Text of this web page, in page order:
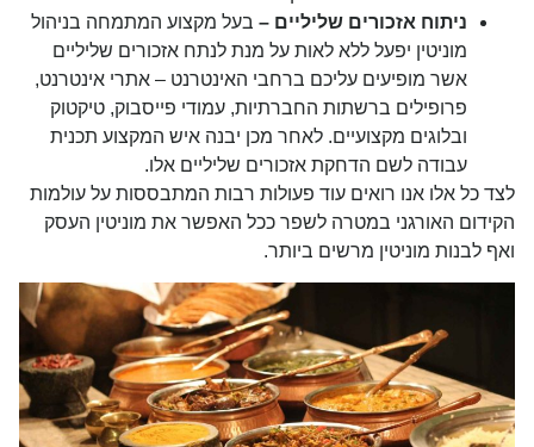
ניתוח אזכורים שליליים – בעל מקצוע המתמחה בניהול
מוניטין יפעל ללא לאות על מנת לנתח אזכורים שליליים
אשר מופיעים עליכם ברחבי האינטרנט – אתרי אינטרנט,
פרופילים ברשתות החברתיות, עמודי פייסבוק, טיקטוק
ובלוגים מקצועיים. לאחר מכן יבנה איש המקצוע תכנית
עבודה לשם הדחקת אזכורים שליליים אלו.
לצד כל אלו אנו רואים עוד פעולות רבות המתבססות על עולמות
הקידום האורגני במטרה לשפר ככל האפשר את מוניטין העסק
ואף לבנות מוניטין מרשים ביותר.